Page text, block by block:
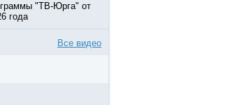
"ТВ-Юрга" от
года
Все видео